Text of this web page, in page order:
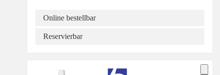
Online bestellbar
Reservierbar